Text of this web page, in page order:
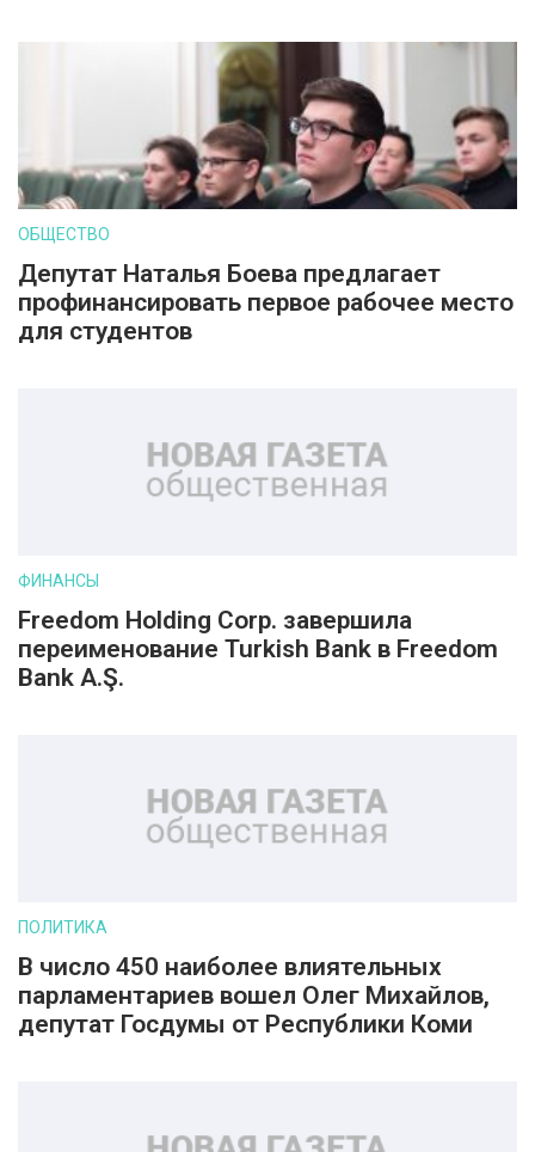
ОБЩЕСТВО
Депутат Наталья Боева предлагает
профинансировать первое рабочее место
для студентов
ФИНАНСЫ
Freedom Holding Corp. завершила
переименование Turkish Bank в Freedom
Bank A.Ş.
ПОЛИТИКА
В число 450 наиболее влиятельных
парламентариев вошел Олег Михайлов,
депутат Госдумы от Республики Коми